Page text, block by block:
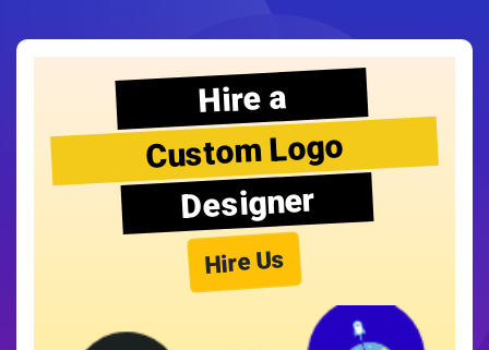
Hire a
Custom Logo
Designer
Hire Us